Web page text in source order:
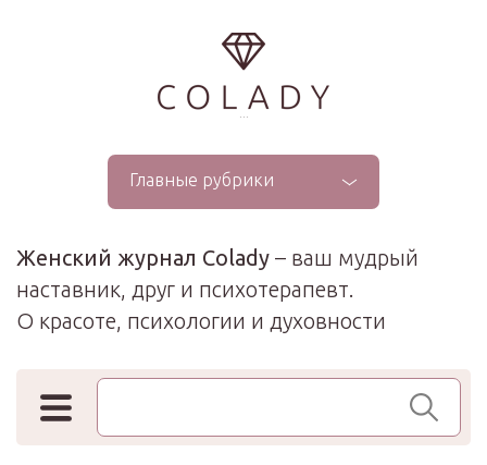
...
Главные рубрики
Женский журнал Colady – ваш мудрый
наставник, друг и психотерапевт.
О красоте, психологии и духовности
Поиск по сайту